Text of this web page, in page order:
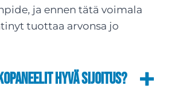
ja ennen tätä voimala
tuottaa arvonsa jo
hyvä sijoitus?